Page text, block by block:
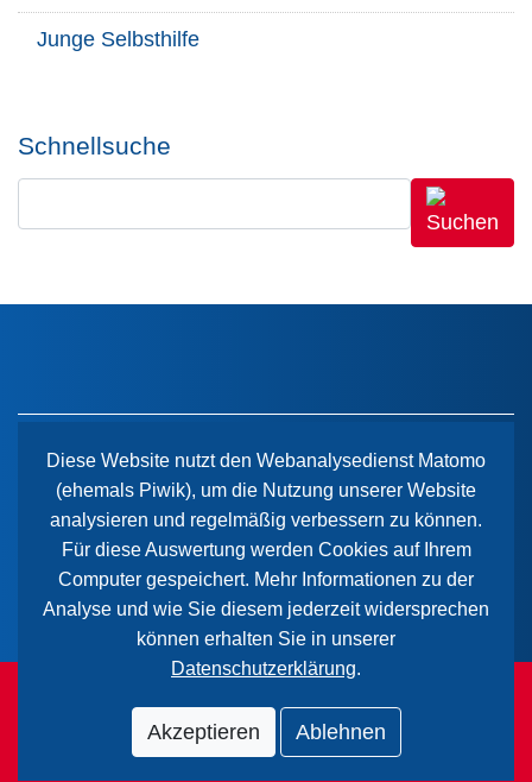
Junge Selbsthilfe
Schnellsuche
Der Paritätische Sachsen-Anhalt
Wiener Straße 2
39112 Magdeburg
Alle Rechte vorbehalten.
Diese Website nutzt den Webanalysedienst Matomo
(ehemals Piwik), um die Nutzung unserer Website
analysieren und regelmäßig verbessern zu können.
Für diese Auswertung werden Cookies auf Ihrem
Computer gespeichert. Mehr Informationen zu der
Analyse und wie Sie diesem jederzeit widersprechen
können erhalten Sie in unserer
Datenschutzerklärung.
Akzeptieren Ablehnen